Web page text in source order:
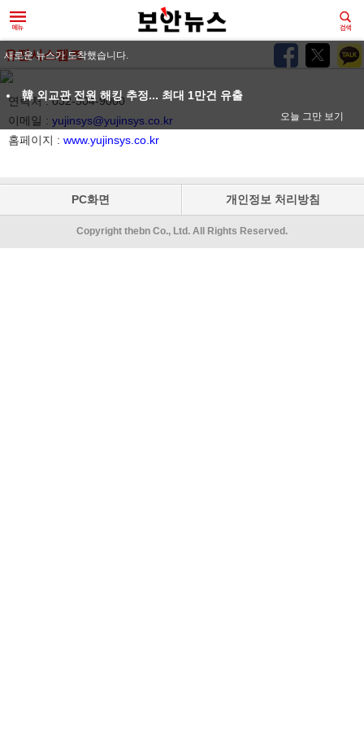
유진시스템즈
연락처 : 032-504-9000
이메일 : yujinsys@yujinsys.co.kr
홈페이지 : www.yujinsys.co.kr
PC화면 개인정보 처리방침
Copyright thebn Co., Ltd. All Rights Reserved.
새로운 뉴스가 도착했습니다.
韓 외교관 전원 해킹 추정... 최대 1만건 유출
오늘 그만 보기